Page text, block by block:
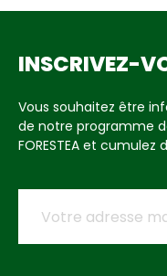
INSCRIVEZ-
Vous souhaitez être
de notre programme
FORESTEA et cumulez